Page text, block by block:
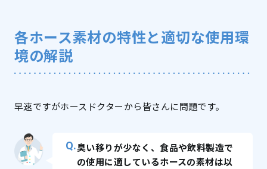
各ホース素材の特性と適切な使用環
境の解説
早速ですがホースドクターから皆さんに問題です。
臭い移りが少なく、食品や飲料製造で
の使用に適しているホースの素材は以